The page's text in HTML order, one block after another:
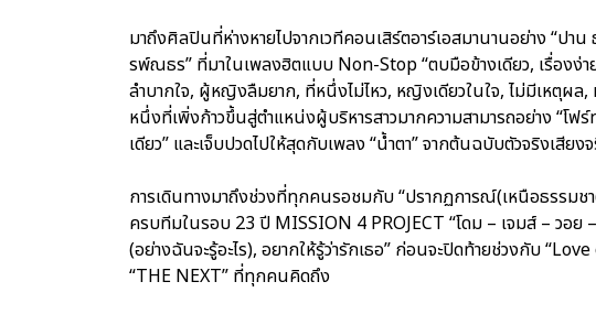
มาถึงศิลปินที่ห่างหายไปจากเวทีคอนเสิร์ตอาร์เอสมานานอย่าง “ป
รพ์ณธร” ที่มาในเพลงฮิตแบบ Non-Stop “ตบมือข้างเดียว, เรื่องง่า
ลำบากใจ, ผู้หญิงลืมยาก, ที่หนึ่งไม่ไหว, หญิงเดียวในใจ, ไม่มีเหตุผล
หนึ่งที่เพิ่งก้าวขึ้นสู่ตำแหน่งผู้บริหารสาวมากความสามารถอย่าง “โ
เดียว” และเจ็บปวดไปให้สุดกับเพลง “น้ำตา” จากต้นฉบับตัวจริงเสียง
การเดินทางมาถึงช่วงที่ทุกคนรอชมกับ “ปรากฏการณ์(เหนือธรรม
ครบทีมในรอบ 23 ปี MISSION 4 PROJECT “โดม – เจมส์ – วอย
(อย่างฉันจะรู้อะไร), อยากให้รู้ว่ารักเธอ” ก่อนจะปิดท้ายช่วงกับ
“THE NEXT” ที่ทุกคนคิดถึง